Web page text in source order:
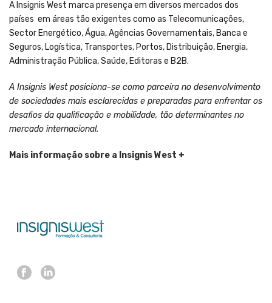
A Insignis West marca presença em diversos mercados dos
países em áreas tão exigentes como as Telecomunicações,
Sector Energético, Água, Agências Governamentais, Banca e
Seguros, Logística, Transportes, Portos, Distribuição, Energia,
Administração Pública, Saúde, Editoras e B2B.
A Insignis West posiciona-se como parceira no desenvolvimento
de sociedades mais esclarecidas e preparadas para enfrentar os
desafios da qualificação e mobilidade, tão determinantes no
mercado internacional.
Mais informação sobre a Insignis West +